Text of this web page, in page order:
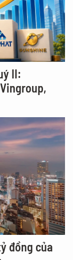
II:
đồng của